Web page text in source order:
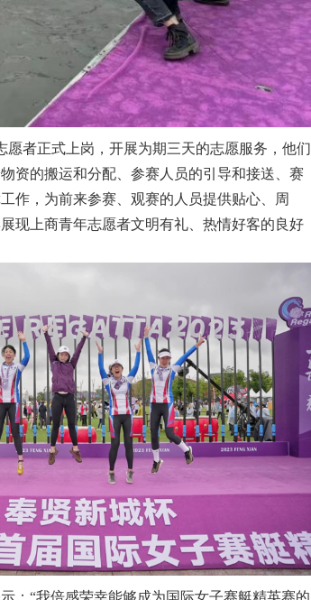
愿者正式上岗，开展为期三天的志愿服务，他们
资的搬运和分配、参赛人员的引导和接送、赛
作，为前来参赛、观赛的人员提供贴心、周
现上商青年志愿者文明有礼、热情好客的良好
：“我倍感荣幸能够成为国际女子赛艇精英赛的